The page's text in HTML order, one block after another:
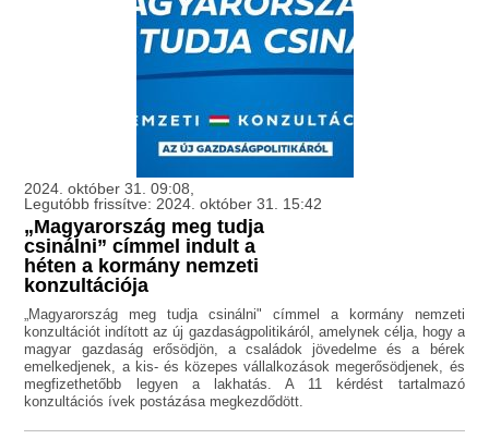
2024. október 31. 09:08,
Legutóbb frissítve: 2024. október 31. 15:42
„Magyarország meg tudja
csinálni” címmel indult a
héten a kormány nemzeti
konzultációja
„Magyarország meg tudja csinálni" címmel a kormány nemzeti
konzultációt indított az új gazdaságpolitikáról, amelynek célja, hogy a
magyar gazdaság erősödjön, a családok jövedelme és a bérek
emelkedjenek, a kis- és közepes vállalkozások megerősödjenek, és
megfizethetőbb legyen a lakhatás. A 11 kérdést tartalmazó
konzultációs ívek postázása megkezdődött.